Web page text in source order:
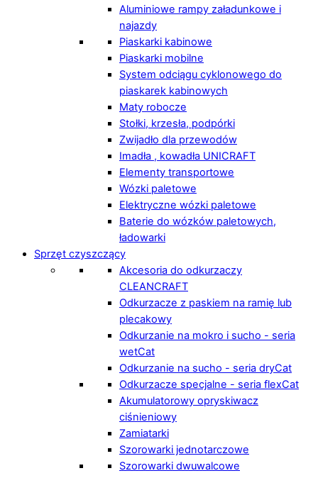
Aluminiowe rampy załadunkowe i
najazdy
Piaskarki kabinowe
Piaskarki mobilne
System odciągu cyklonowego do
piaskarek kabinowych
Maty robocze
Stołki, krzesła, podpórki
Zwijadło dla przewodów
Imadła , kowadła UNICRAFT
Elementy transportowe
Wózki paletowe
Elektryczne wózki paletowe
Baterie do wózków paletowych,
ładowarki
Sprzęt czyszczący
Akcesoria do odkurzaczy
CLEANCRAFT
Odkurzacze z paskiem na ramię lub
plecakowy
Odkurzanie na mokro i sucho - seria
wetCat
Odkurzanie na sucho - seria dryCat
Odkurzacze specjalne - seria flexCat
Akumulatorowy opryskiwacz
ciśnieniowy
Zamiatarki
Szorowarki jednotarczowe
Szorowarki dwuwalcowe